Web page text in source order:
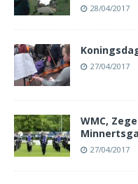
28/04/2017
27/04/2017
WMC,
Minnertsga
27/04/2017